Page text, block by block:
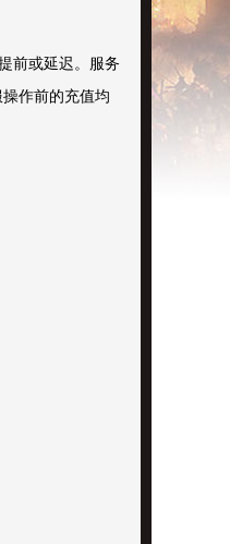
前或延迟。服务
作前的充值均